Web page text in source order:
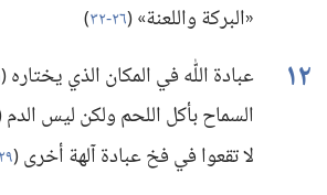
«البركة واللعنة»(‏٢٦-‏٣٢ )‏
١٢ عبادة اللّٰه في المكان الذي يختاره(‏
السماح بأكل اللحم ولكن ليس الدم
لا تقعوا في فخ عبادة آلهة أخرى(‏٢٩-‏٣٢